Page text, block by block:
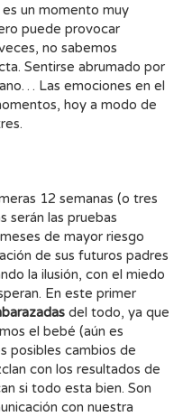
un momento muy
puede provocar
no sabemos
Sentirse abrumado por
en el
hoy a modo de
12 semanas (o tres
serán las pruebas
de mayor riesgo
de sus futuros padres
la ilusión, con el miedo
primer
del todo, ya que
el bebé (aún es
posibles cambios de
con los resultados de
si todo esta bien. Son
con nuestra